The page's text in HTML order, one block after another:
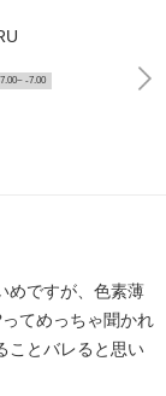
-7.00
めですが、色素薄
てめっちゃ聞かれ
ことバレると思い